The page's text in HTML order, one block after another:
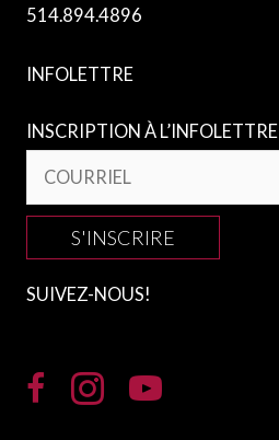
514.894.4896
INFOLETTRE
INSCRIPTION À L’INFOLETTRE
S'INSCRIRE
SUIVEZ-NOUS!